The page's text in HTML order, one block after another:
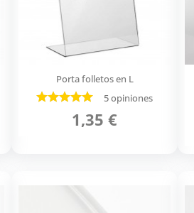
Porta folletos en L
5 opiniones
1,35 €